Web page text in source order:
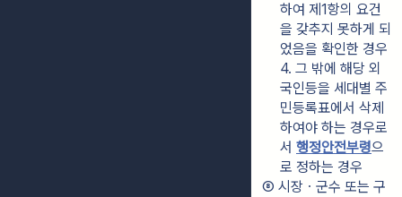
하여 제1항의 요건
을 갖추지 못하게 되
었음을 확인한 경우
4. 그 밖에 해당 외
국인등을 세대별 주
민등록표에서 삭제
하여야 하는 경우로
서 행정안전부령으
로 정하는 경우
⑧ 시장ㆍ군수 또는 구